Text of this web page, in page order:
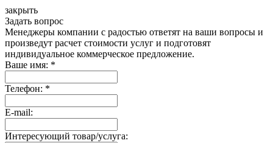
закрыть
Задать вопрос
Менеджеры компании с радостью ответят на ваши вопросы и
произведут расчет стоимости услуг и подготовят
индивидуальное коммерческое предложение.
Ваше имя: *
Телефон: *
E-mail:
Интересующий товар/услуга: